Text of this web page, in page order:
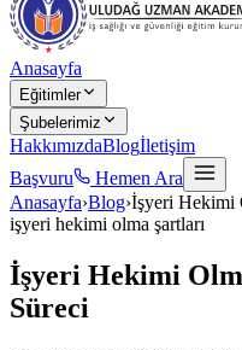
Anasayfa
Eğitimler
Şubelerimiz
HakkımızdaBlogİletişim
Başvuru
Hemen Ara
Anasayfa›Blog›İşyeri Hekimi
işyeri hekimi olma şartları
İşyeri Hekimi
Süreci